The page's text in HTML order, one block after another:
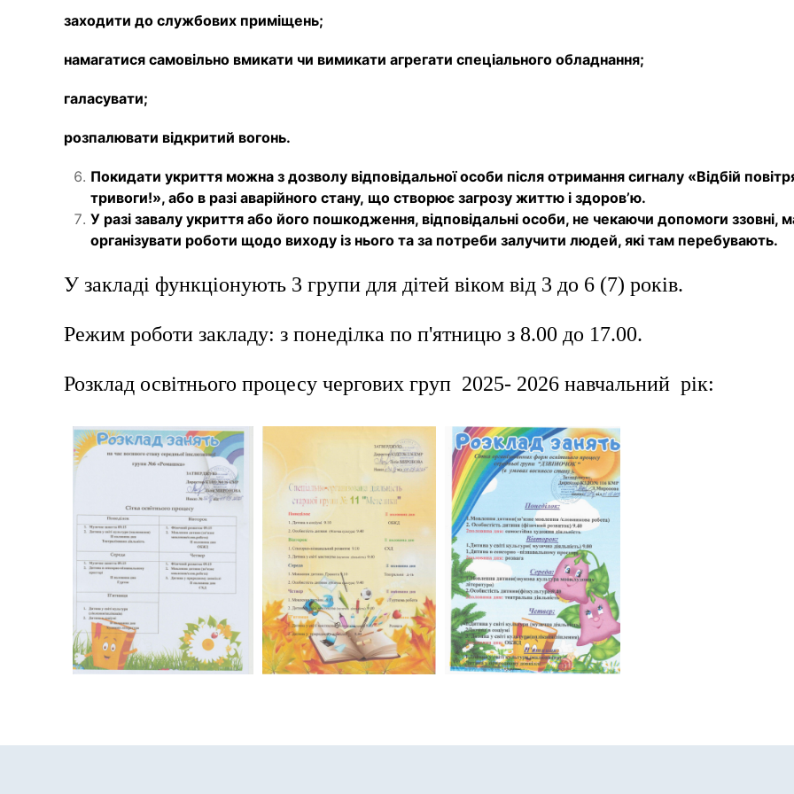
заходити до службових приміщень;
намагатися самовільно вмикати чи вимикати агрегати спеціального обладнання;
галасувати;
розпалювати відкритий вогонь.
Покидати укриття можна з дозволу відповідальної особи після отримання сигналу «Відбій
тривоги!», або в разі аварійного стану, що створює загрозу життю і здоров’ю.
У разі завалу укриття або його пошкодження, відповідальні особи, не чекаючи допомоги ззовні,
організувати роботи щодо виходу із нього та за потреби залучити людей, які там перебувають.
У закладі функціонують 3 групи для дітей віком від 3 до 6 (7) років.
Режим роботи закладу: з понеділка по п'ятницю з 8.00 до 17.00.
Розклад освітнього процесу чергових груп 2025- 2026 навчальний рік: